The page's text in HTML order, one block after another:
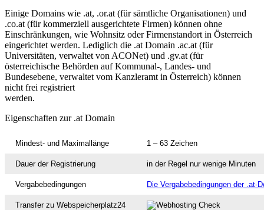
Einige Domains wie .at, .or.at (für sämtliche Organisationen) und
.co.at (für kommerziell ausgerichtete Firmen) können ohne
Einschränkungen, wie Wohnsitz oder Firmenstandort in Österreich
eingerichtet werden. Lediglich die .at Domain .ac.at (für
Universitäten, verwaltet von ACONet) und .gv.at (für
österreichische Behörden auf Kommunal-, Landes- und
Bundesebene, verwaltet vom Kanzleramt in Österreich) können
nicht frei registriert
werden.
Eigenschaften zur .at Domain
Mindest- und Maximallänge 1 – 63 Zeichen
Dauer der Registrierung in der Regel nur wenige Minuten
Vergabebedingungen Die Vergabebedingungen der .at-
Transfer zu Webspeicherplatz24